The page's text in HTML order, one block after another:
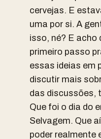
cervejas. E
uma por si. A
isso, né? E acho
primeiro passo
essas ideias em
discutir mais
das discussões,
Que foi o dia do
Selvagem. Que
poder realmente